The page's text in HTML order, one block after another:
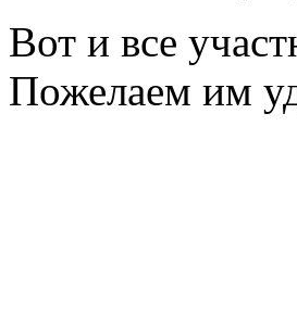
Вот и все
Пожелаем им